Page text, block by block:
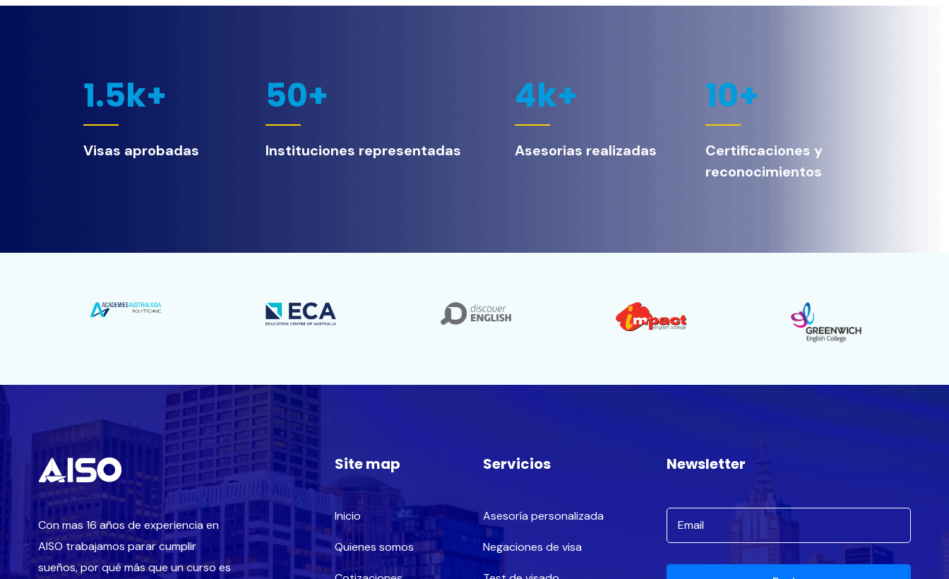
1.5k+
Visas aprobadas
50+
Instituciones representadas
4k+
Asesorias realizadas
10+
Certificaciones y
reconocimientos
Con mas 16 años de experiencia en
AISO trabajamos parar cumplir
sueños, por qué más que un curso es
Site map
Inicio
Quienes somos
Servicios
Asesoría personalizada
Negaciones de visa
Newsletter